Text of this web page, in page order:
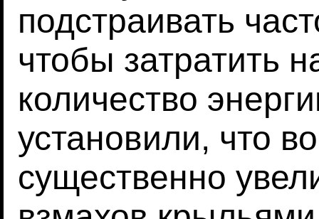
подстраивать
чтобы затратить
количество
установили, что
существенно